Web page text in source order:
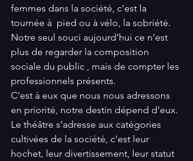
femmes dans la société, c’est la
tournée à  pied ou à vélo, la sobriété.
Notre seul souci aujourd’hui ce n’est
plus de regarder la composition
sociale du public , mais de compter les
professionnels présents.
C’est à eux que nous nous adressons
en priorité, notre destin dépend d’eux.
Le théâtre s’adresse aux catégories
cultivées de la société, c’est leur
hochet, leur divertissement, leur statut